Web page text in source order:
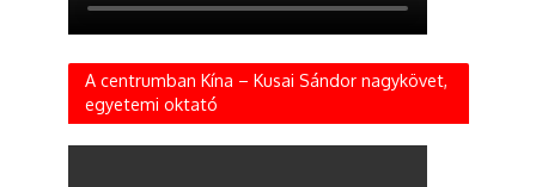
A centrumban Kína – Kusai Sándor nagykövet,
egyetemi oktató